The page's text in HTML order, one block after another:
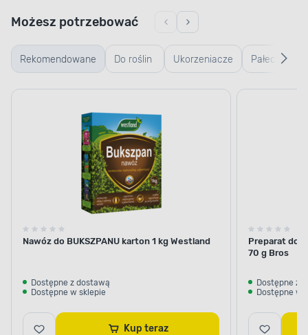
Postaw na wygodne rozwiązanie.
Rekomendowane Do roślin
zielonych
Ukorzeniacze
i regulatory
Pałeczki i
aplikatory
Możesz potrzebować
Nawóz do BUKSZPANU karton 1 kg Westland
Dostępne z dostawą
Dostępne w sklepie
Kup teraz
Preparat do
70 g Bros
Dostępne z
Dostępne w